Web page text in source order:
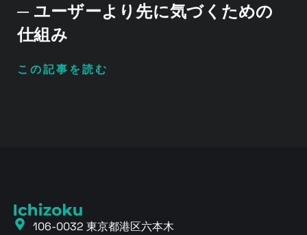
─ ユーザーより先に気づくための
仕組み
この記事を読む
106-0032 東京都港区六本木